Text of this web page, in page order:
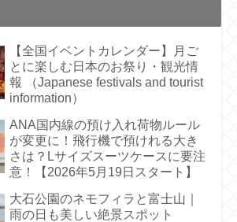
【全国イベントカレンダー】月ご
とに楽しむ日本のお祭り・観光情
報 （Japanese festivals and tourist
information）
ANA国内線の預け入れ荷物ルール
が変更に！飛行機で預けれる大き
さは？Lサイズスーツケースに要注
意！【2026年5月19日スタート】
大石公園のネモフィラと富士山｜
雨の日も美しい絶景スポット